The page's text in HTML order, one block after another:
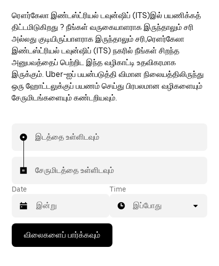
ரௌர்கேலா இண்டஸ்ட்ரியல் டவுன்ஷிப் (ITS)இல் பயணிக்கத்
திட்டமிடுகிறது ? நீங்கள் வருகையாளராக இருந்தாலும் சரி
அல்லது குடியிருப்பாளராக இருந்தாலும் சரி,ரௌர்கேலா
இண்டஸ்ட்ரியல் டவுன்ஷிப் (ITS) நகரில் நீங்கள் சிறந்த
அனுபவத்தைப் பெற்றிட இந்த வழிகாட்டி உதவிகரமாக
இருக்கும். Uber-ஐப் பயன்படுத்தி விமான நிலையத்திலிருந்து
ஒரு ஹோட்டலுக்குப் பயணம் செய்து பிரபலமான வழிகளையும்
சேருமிடங்களையும் கண்டறியவும்.
இடத்தை உள்ளிடவும்
சேருமிடத்தை உள்ளிடவும்
Date
கீழ்நோக்கிய
அம்புக்குறியை
அழுத்தி
Time
இப்போது
விலைகளைப் பார்க்கவும்